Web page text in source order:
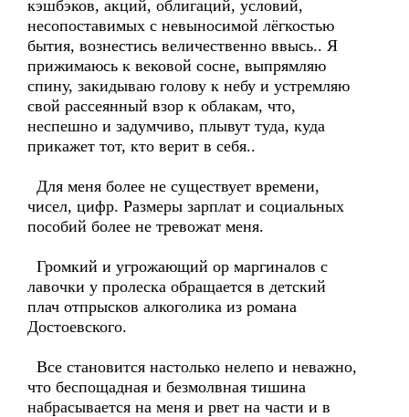
кэшбэков, акций, облигаций, условий,
несопоставимых с невыносимой лёгкостью
бытия, вознестись величественно ввысь.. Я
прижимаюсь к вековой сосне, выпрямляю
спину, закидываю голову к небу и устремляю
свой рассеянный взор к облакам, что,
неспешно и задумчиво, плывут туда, куда
прикажет тот, кто верит в себя..
Для меня более не существует времени,
чисел, цифр. Размеры зарплат и социальных
пособий более не тревожат меня.
Громкий и угрожающий ор маргиналов с
лавочки у пролеска обращается в детский
плач отпрысков алкоголика из романа
Достоевского.
Все становится настолько нелепо и неважно,
что беспощадная и безмолвная тишина
набрасывается на меня и рвет на части и в